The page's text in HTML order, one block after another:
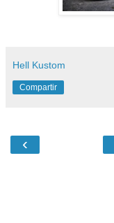
Hell Kustom
Compartir
‹